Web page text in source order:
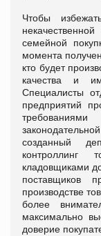
Чтобы
семейной
момента
кто будет
качества и
Специалисты
предприятий
созданный
кладовщиками
поставщиков
производстве
более
максимально
доверие